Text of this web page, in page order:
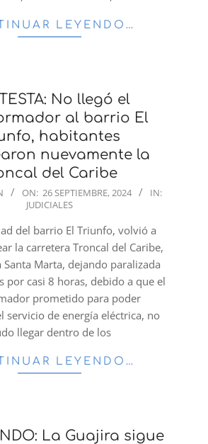
LEYENDO…
No llegó el
al barrio El
habitantes
nuevamente la
del Caribe
ON: 26 SEPTIEMBRE, 2024
IN:
JUDICIALES
del barrio El Triunfo, volvió a
la carretera Troncal del Caribe,
Santa Marta, dejando paralizada
por casi 8 horas, debido a que el
prometido para poder
servicio de energía eléctrica, no
llegar dentro de los
LEYENDO…
La Guajira sigue